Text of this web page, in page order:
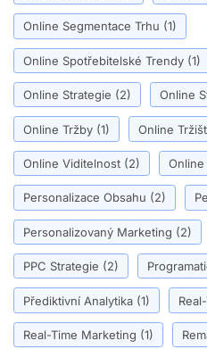
Online Segmentace Trhu (1)
Online Spotřebitelské Trendy (1)
Online Strategie (2) Online
Online Tržby (1) Online
Online Viditelnost (2) Online
Personalizace Obsahu (2)
Personalizovaný Marketing (2)
PPC Strategie (2)
Přediktivní Analytika (1)
Real-Time Marketing (1)